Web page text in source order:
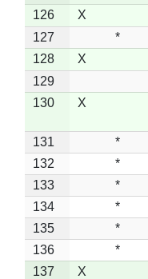
126
X
127
*
128
X
129
130
X
131 *
132
*
133
*
134
*
135
*
136
*
137
X